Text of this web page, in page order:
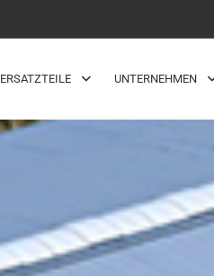
ERSATZTEILE UNTERNEHMEN